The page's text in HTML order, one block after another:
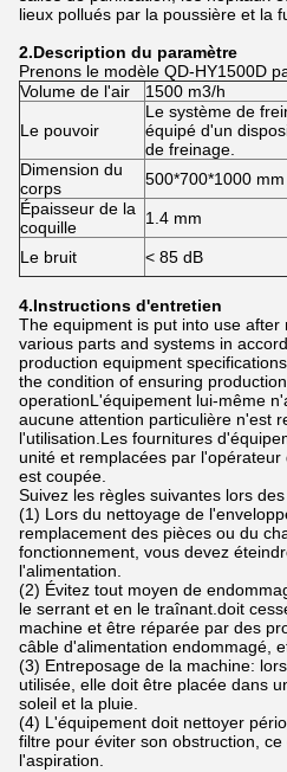
lieux pollués par la poussière et la
2.Description du paramètre
Prenons le modèle QD-HY1500D
Volume de l'air
1500 m3/h
Le pouvoir
Le système de
équipé d'un
de freinage.
Dimension du
corps
500*700*1000 mm
Épaisseur de la
coquille
1.4 mm
Le bruit < 85 dB
4.Instructions d'entretien
The equipment is put into use
various parts and systems in
production equipment
the condition of ensuring
operationL'équipement lui-même
aucune attention particulière n'est
l'utilisation.Les fournitures
unité et remplacées par
est coupée.
Suivez les règles suivantes lors
(1) Lors du nettoyage de
remplacement des pièces ou du
fonctionnement, vous devez
l'alimentation.
(2) Évitez tout moyen de
le serrant et en le traînant.doit
machine et être réparée par des
câble d'alimentation endommagé,
(3) Entreposage de la machine:
utilisée, elle doit être placée dans
soleil et la pluie.
(4) L'équipement doit nettoyer
filtre pour éviter son obstruction,
l'aspiration.